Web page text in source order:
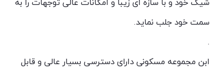
شیک خود و با سازه ای زیبا و امکانات عالی توجهات را به
سمت خود جلب نماید.
.
ابن مجموعه مسکونی دارای دسترسی بسیار عالی و قابل